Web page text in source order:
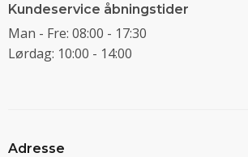
Kundeservice åbningstider
Man - Fre: 08:00 - 17:30
Lørdag: 10:00 - 14:00
Adresse